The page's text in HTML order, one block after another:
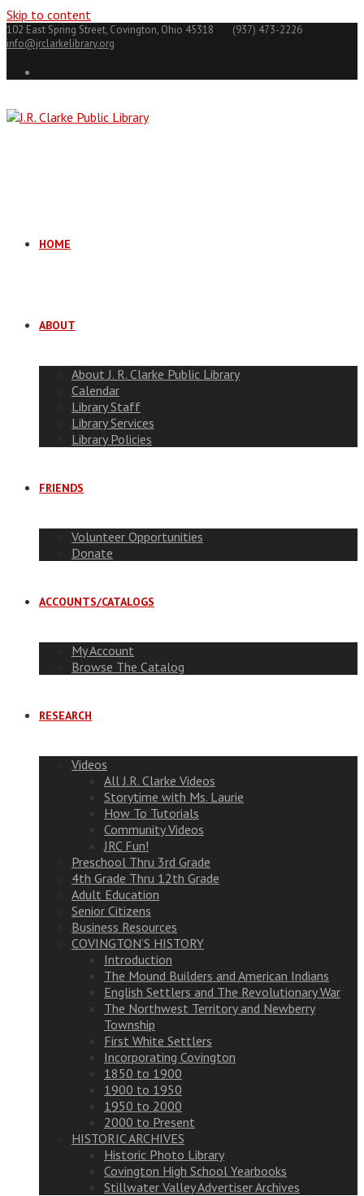
Skip to content
102 East Spring Street, Covington, Ohio 45318
(937) 473-2226
info@jrclarkelibrary.org
HOME
ABOUT
About J. R. Clarke Public Library
Calendar
Library Staff
Library Services
Library Policies
FRIENDS
Volunteer Opportunities
Donate
ACCOUNTS/CATALOGS
My Account
Browse The Catalog
RESEARCH
Videos
All J.R. Clarke Videos
Storytime with Ms. Laurie
How To Tutorials
Community Videos
JRC Fun!
Preschool Thru 3rd Grade
4th Grade Thru 12th Grade
Adult Education
Senior Citizens
Business Resources
COVINGTON’S HISTORY
Introduction
The Mound Builders and American Indians
English Settlers and The Revolutionary War
The Northwest Territory and Newberry
Township
First White Settlers
Incorporating Covington
1850 to 1900
1900 to 1950
1950 to 2000
2000 to Present
HISTORIC ARCHIVES
Historic Photo Library
Covington High School Yearbooks
Stillwater Valley Advertiser Archives